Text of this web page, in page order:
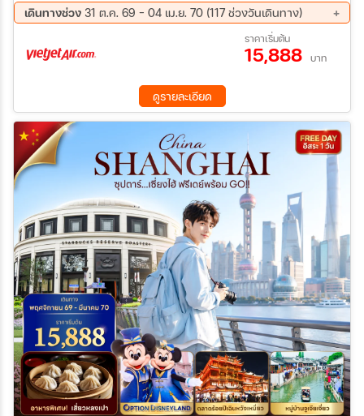
เดินทางช่วง 31 ต.ค. 69 - 04 เม.ย. 70 (117 ช่วงวันเดินทาง)
01 พ.ย. 69 - 05 พ.ย. 69
03 พ.ย. 69 - 07 พ.ย. 69
04 พ.ย. 69 - 08 พ.ย. 69
06 พ.ย. 69 - 10 พ.ย. 69
08 พ.ย. 69 - 12 พ.ย. 69
11 พ.ย. 69 - 15 พ.ย. 69
12 พ.ย. 69 - 16 พ.ย. 69
13 พ.ย. 69 - 17 พ.ย. 69
14 พ.ย. 69 - 18 พ.ย. 69
15 พ.ย. 69 - 19 พ.ย. 69
17 พ.ย. 69 - 21 พ.ย. 69
18 พ.ย. 69 - 22 พ.ย. 69
19 พ.ย. 69 - 23 พ.ย. 69
20 พ.ย. 69 - 24 พ.ย. 69
21 พ.ย. 69 - 25 พ.ย. 69
22 พ.ย. 69 - 26 พ.ย. 69
24 พ.ย. 69 - 28 พ.ย. 69
25 พ.ย. 69 - 29 พ.ย. 69
26 พ.ย. 69 - 30 พ.ย. 69
27 พ.ย. 69 - 01 ธ.ค. 69
28 พ.ย. 69 - 02 ธ.ค. 69
29 พ.ย. 69 - 03 ธ.ค. 69
01 ธ.ค. 69 - 05 ธ.ค. 69
02 ธ.ค. 69 - 06 ธ.ค. 69
03 ธ.ค. 69 - 07 ธ.ค. 69
04 ธ.ค. 69 - 08 ธ.ค. 69
05 ธ.ค. 69 - 09 ธ.ค. 69
06 ธ.ค. 69 - 10 ธ.ค. 69
08 ธ.ค. 69 - 12 ธ.ค. 69
09 ธ.ค. 69 - 13 ธ.ค. 69
10 ธ.ค. 69 - 14 ธ.ค. 69
11 ธ.ค. 69 - 15 ธ.ค. 69
12 ธ.ค. 69 - 16 ธ.ค. 69
13 ธ.ค. 69 - 17 ธ.ค. 69
15 ธ.ค. 69 - 19 ธ.ค. 69
16 ธ.ค. 69 - 20 ธ.ค. 69
17 ธ.ค. 69 - 21 ธ.ค. 69
18 ธ.ค. 69 - 22 ธ.ค. 69
19 ธ.ค. 69 - 23 ธ.ค. 69
20 ธ.ค. 69 - 24 ธ.ค. 69
22 ธ.ค. 69 - 26 ธ.ค. 69
23 ธ.ค. 69 - 27 ธ.ค. 69
ราคาเริ่มต้น
15,888 บาท
ดูรายละเอียด